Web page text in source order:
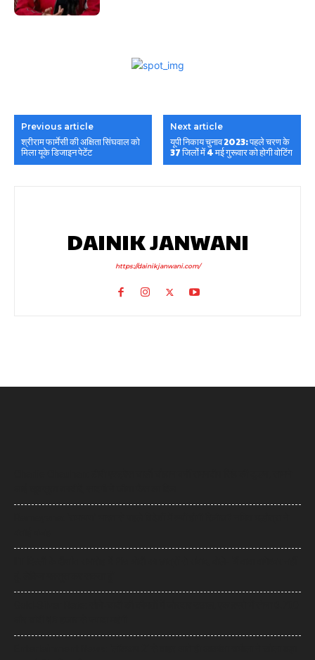
Previous article
श्रीराम फार्मेसी की अक्षिता सिंघवाल को
मिला यूके डिजाइन पेटेंट
Next article
यूपी निकाय चुनाव 2023: पहले चरण के
37 जिलोंं में 4 मई गुरूवार को होगी वोटिंग
DAINIK JANWANI
https://dainikjanwani.com/